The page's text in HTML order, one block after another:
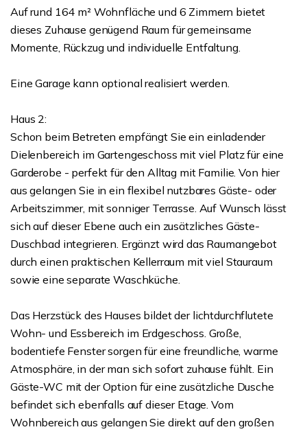
Auf rund 164 m² Wohnfläche und 6 Zimmern bietet
dieses Zuhause genügend Raum für gemeinsame
Momente, Rückzug und individuelle Entfaltung.
Eine Garage kann optional realisiert werden.
Haus 2:
Schon beim Betreten empfängt Sie ein einladender
Dielenbereich im Gartengeschoss mit viel Platz für eine
Garderobe - perfekt für den Alltag mit Familie. Von hier
aus gelangen Sie in ein flexibel nutzbares Gäste- oder
Arbeitszimmer, mit sonniger Terrasse. Auf Wunsch lässt
sich auf dieser Ebene auch ein zusätzliches Gäste-
Duschbad integrieren. Ergänzt wird das Raumangebot
durch einen praktischen Kellerraum mit viel Stauraum
sowie eine separate Waschküche.
Das Herzstück des Hauses bildet der lichtdurchflutete
Wohn- und Essbereich im Erdgeschoss. Große,
bodentiefe Fenster sorgen für eine freundliche, warme
Atmosphäre, in der man sich sofort zuhause fühlt. Ein
Gäste-WC mit der Option für eine zusätzliche Dusche
befindet sich ebenfalls auf dieser Etage. Vom
Wohnbereich aus gelangen Sie direkt auf den großen